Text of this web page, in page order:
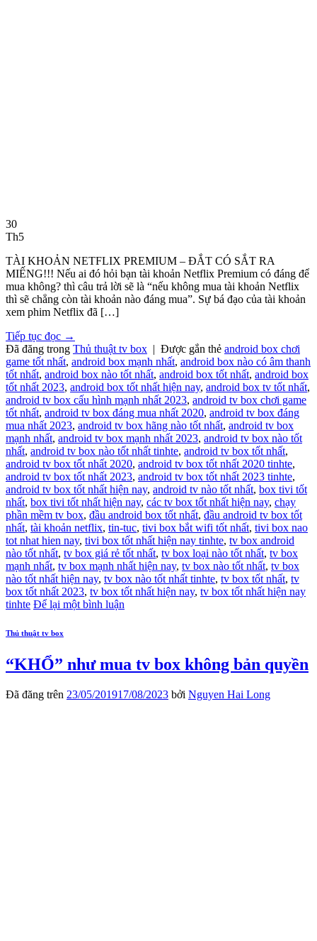
30
Th5
TÀI KHOẢN NETFLIX PREMIUM – ĐẮT CÓ SẮT RA
MIẾNG!!! Nếu ai đó hỏi bạn tài khoản Netflix Premium có đáng để
mua không? thì câu trả lời sẽ là “nếu không mua tài khoản Netflix
thì sẽ chẳng còn tài khoản nào đáng mua”. Sự bá đạo của tài khoản
xem phim Netflix đã […]
Tiếp tục đọc →
Đã đăng trong Thủ thuật tv box | Được gắn thẻ android box chơi
game tốt nhất, android box mạnh nhất, android box nào có âm thanh
tốt nhất, android box nào tốt nhất, android box tốt nhất, android box
tốt nhất 2023, android box tốt nhất hiện nay, android box tv tốt nhất,
android tv box cấu hình mạnh nhất 2023, android tv box chơi game
tốt nhất, android tv box đáng mua nhất 2020, android tv box đáng
mua nhất 2023, android tv box hãng nào tốt nhất, android tv box
mạnh nhất, android tv box mạnh nhất 2023, android tv box nào tốt
nhất, android tv box nào tốt nhất tinhte, android tv box tốt nhất,
android tv box tốt nhất 2020, android tv box tốt nhất 2020 tinhte,
android tv box tốt nhất 2023, android tv box tốt nhất 2023 tinhte,
android tv box tốt nhất hiện nay, android tv nào tốt nhất, box tivi tốt
nhất, box tivi tốt nhất hiện nay, các tv box tốt nhất hiện nay, chạy
phần mềm tv box, đầu android box tốt nhất, đầu android tv box tốt
nhất, tài khoản netflix, tin-tuc, tivi box bắt wifi tốt nhất, tivi box nao
tot nhat hien nay, tivi box tốt nhất hiện nay tinhte, tv box android
nào tốt nhất, tv box giá rẻ tốt nhất, tv box loại nào tốt nhất, tv box
mạnh nhất, tv box mạnh nhất hiện nay, tv box nào tốt nhất, tv box
nào tốt nhất hiện nay, tv box nào tốt nhất tinhte, tv box tốt nhất, tv
box tốt nhất 2023, tv box tốt nhất hiện nay, tv box tốt nhất hiện nay
tinhte Để lại một bình luận
Thủ thuật tv box
“KHỔ” như mua tv box không bản quyền
Đã đăng trên 23/05/201917/08/2023 bởi Nguyen Hai Long